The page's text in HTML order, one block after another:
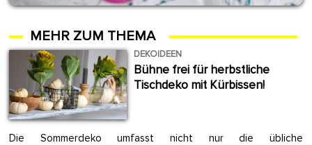
MEHR ZUM THEMA
DEKOIDEEN
Bühne frei für herbstliche
Tischdeko mit Kürbissen!
Die Sommerdeko umfasst nicht nur die übliche